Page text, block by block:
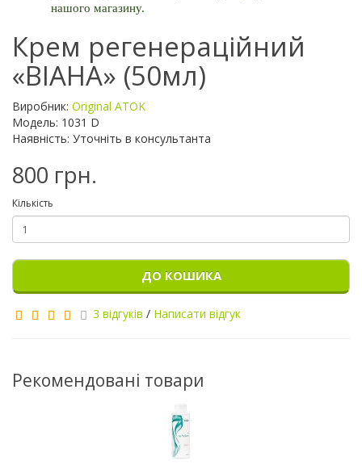
нашого магазину.
Крем регенераційний
«ВІАНА» (50мл)
Виробник: Original ATOK
Модель: 1031 D
Наявність: Уточніть в консультанта
800 грн.
Кількість
ДО КОШИКА
3 відгуків / Написати відгук
Рекомендовані товари